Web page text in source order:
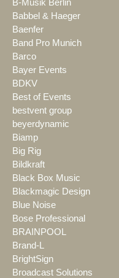
B-Musik Berlin
Babbel & Haeger
Baenfer
Band Pro Munich
Barco
Bayer Events
BDKV
Best of Events
bestvent group
beyerdynamic
Biamp
Big Rig
Bildkraft
Black Box Music
Blackmagic Design
Blue Noise
Bose Professional
BRAINPOOL
Brand-L
BrightSign
Broadcast Solutions